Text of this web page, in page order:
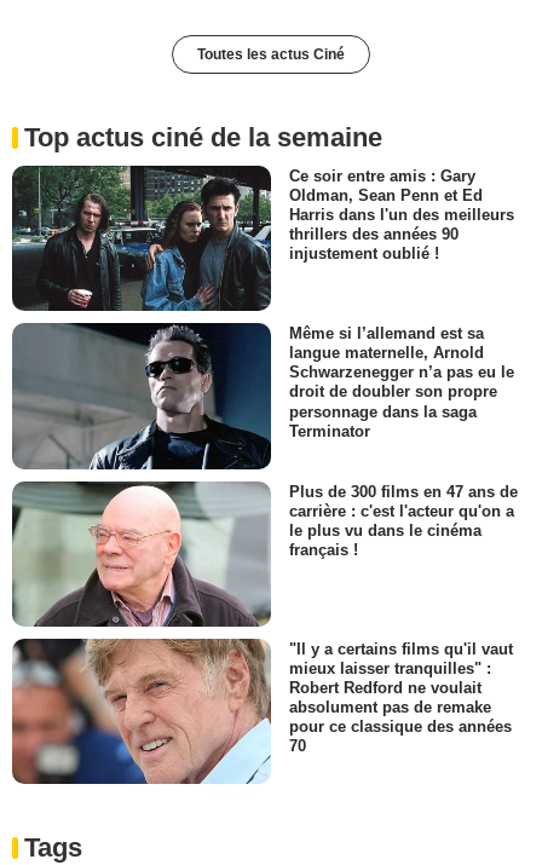
Toutes les actus Ciné
Top actus ciné de la semaine
Ce soir entre amis : Gary
Oldman, Sean Penn et Ed
Harris dans l'un des meilleurs
thrillers des années 90
injustement oublié !
Même si l’allemand est sa
langue maternelle, Arnold
Schwarzenegger n’a pas eu le
droit de doubler son propre
personnage dans la saga
Terminator
Plus de 300 films en 47 ans de
carrière : c'est l'acteur qu'on a
le plus vu dans le cinéma
français !
"Il y a certains films qu'il vaut
mieux laisser tranquilles" :
Robert Redford ne voulait
absolument pas de remake
pour ce classique des années
70
Tags